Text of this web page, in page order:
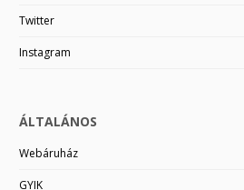
Twitter
Instagram
ÁLTALÁNOS
Webáruház
GYIK